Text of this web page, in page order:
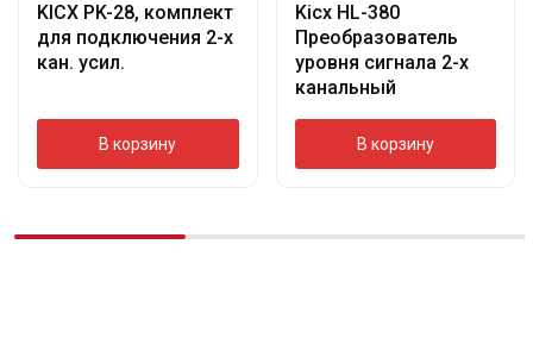
KICX PK-28, комплект
для подключения 2-х
кан. усил.
В корзину
Kicx HL-380
Преобразователь
уровня сигнала 2-х
канальный
В корзину